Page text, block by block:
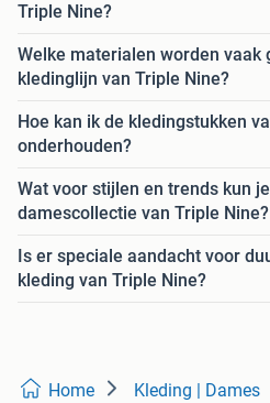
Triple Nine?
Welke materialen worden vaak
kledinglijn van Triple Nine?
Hoe kan ik de kledingstukken
onderhouden?
Wat voor stijlen en trends kun
damescollectie van Triple Nine?
Is er speciale aandacht voor
kleding van Triple Nine?
Home Kleding | Dames